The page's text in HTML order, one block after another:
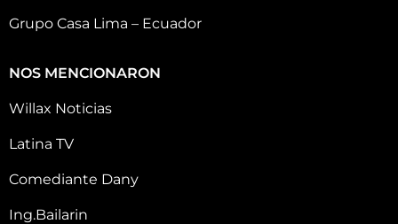
Grupo Casa Lima – Ecuador
NOS MENCIONARON
Willax Noticias
Latina TV
Comediante Dany
Ing.Bailarin